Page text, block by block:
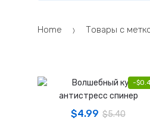
Home Товары с
-$
$4.99 $5.40